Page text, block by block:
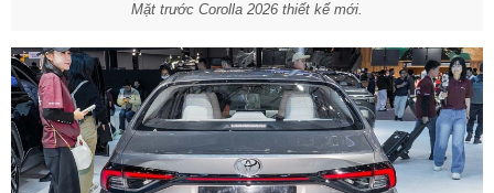
Mặt trước Corolla 2026 thiết kế mới.